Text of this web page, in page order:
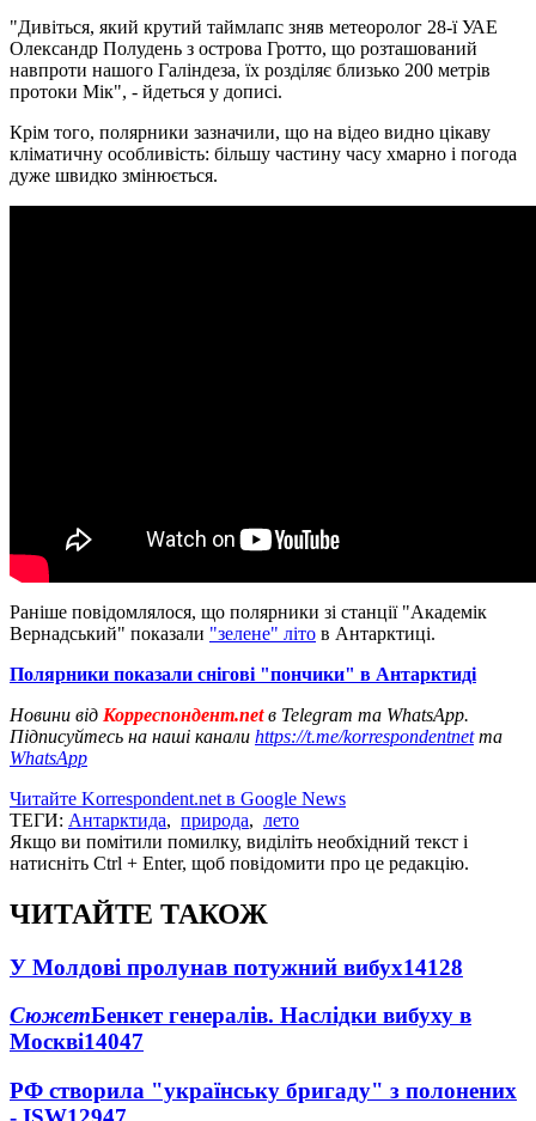
"Дивіться, який крутий таймлапс зняв метеоролог 28-ї УАЕ
Олександр Полудень з острова Гротто, що розташований
навпроти нашого Галіндеза, їх розділяє близько 200 метрів
протоки Мік", - йдеться у дописі.
Крім того, полярники зазначили, що на відео видно цікаву
кліматичну особливість: більшу частину часу хмарно і погода
дуже швидко змінюється.
Раніше повідомлялося, що полярники зі станції "Академік
Вернадський" показали "зелене" літо в Антарктиці.
Полярники показали снігові "пончики" в Антарктиді
Новини від Корреспондент.netв Telegram та WhatsApp.
Підписуйтесь на наші канали https://t.me/korrespondentnetта
WhatsApp
Читайте Korrespondent.net в Google News
ТЕГИ: Антарктида, природа, лето
Якщо ви помітили помилку, виділіть необхідний текст і
натисніть Ctrl + Enter, щоб повідомити про це редакцію.
ЧИТАЙТЕ ТАКОЖ
У Молдові пролунав потужний вибух14128
СюжетБенкет генералів. Наслідки вибуху в
Москві14047
РФ створила "українську бригаду" з полонених